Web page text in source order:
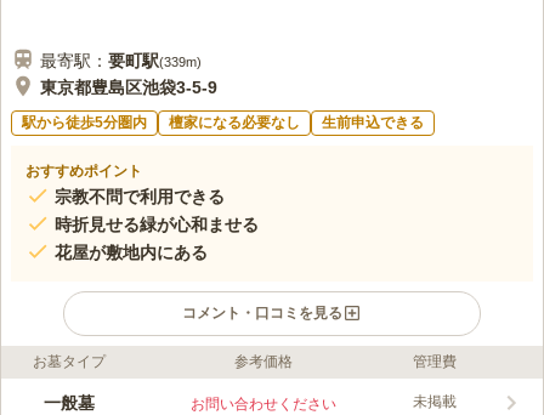
最寄駅： 要町駅(339m)
東京都豊島区池袋3-5-9
駅から徒歩5分圏内 檀家になる必要なし 生前申込できる
おすすめポイント
宗教不問で利用できる
時折見せる緑が心和ませる
花屋が敷地内にある
コメント・口コミを見る
ライフドット編集部のコメント
東京都豊島区にある鳩浄苑は、谷端川の緑道が近くにあり、時折
お墓タイプ 参考価格 管理費
一般墓 お問い合わせください 未掲載